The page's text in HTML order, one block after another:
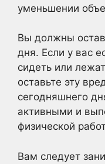
уменьшении
Вы должны
дня. Если у вас
сидеть или
оставьте эту
сегодняшнего
активными и
физической
Вам следует